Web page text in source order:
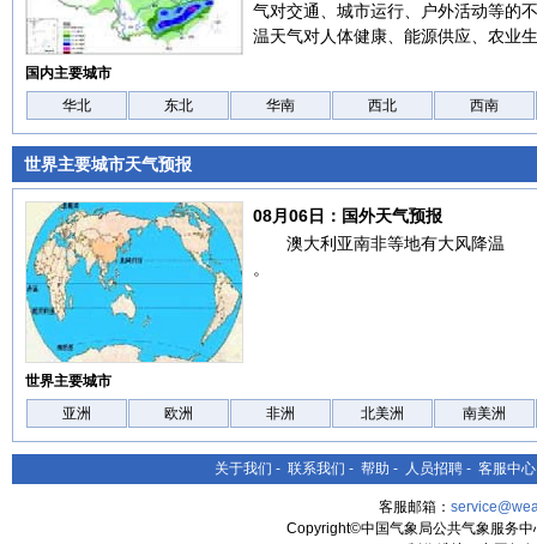
气对交通、城市运行、户外活动等的
温天气对人体健康、能源供应、农业
国内主要城市
华北
东北 华南 西北 西南
世界主要城市天气预报
08月06日：国外天气预报
澳大利亚南非等地有大风降温
。
世界主要城市
亚洲
欧洲 非洲 北美洲 南美洲
关于我们 - 联系我们 - 帮助 - 人员招聘 - 客服中心
客服邮箱：
Copyright©中国气象局公共气象服务